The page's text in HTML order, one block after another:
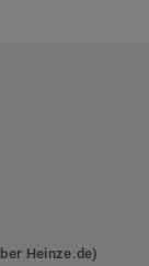
Heinze.de)